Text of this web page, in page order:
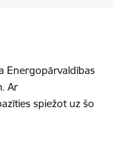
Energopārvaldības
Ar
spiežot uz šo